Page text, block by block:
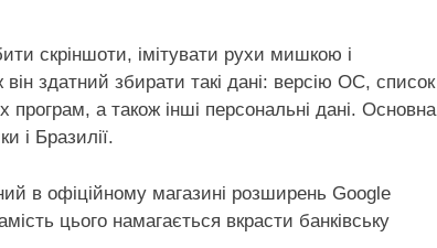
скріншоти, імітувати рухи мишкою і
він здатний збирати такі дані: версію ОС, список
програм, а також інші персональні дані. Основна
і Бразилії.
в офіційному магазині розширень Google
цього намагається вкрасти банківську